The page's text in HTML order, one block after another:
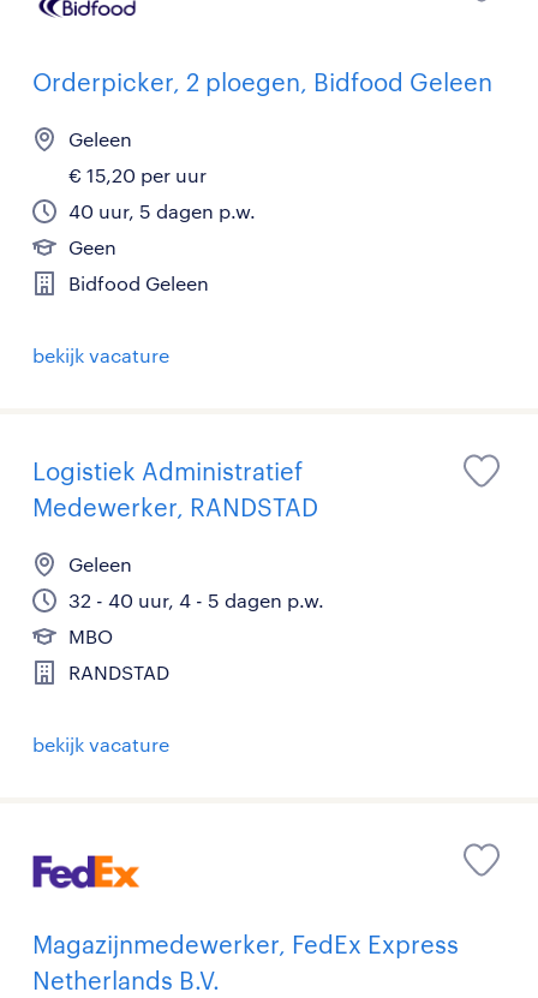
Orderpicker, 2 ploegen, Bidfood Geleen
Geleen
€ 15,20 per uur
40 uur, 5 dagen p.w.
Geen
Bidfood Geleen
bekijk vacature
Logistiek Administratief
Medewerker, RANDSTAD
Geleen
32 - 40 uur, 4 - 5 dagen p.w.
MBO
RANDSTAD
bekijk vacature
Magazijnmedewerker, FedEx Express
Netherlands B.V.